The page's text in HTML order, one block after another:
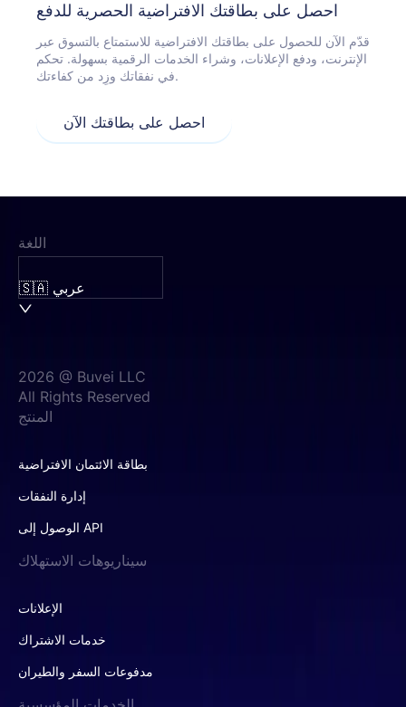
احصل على بطاقتك الافتراضية الحصرية للدفع
قدّم الآن للحصول على بطاقتك الافتراضية للاستمتاع بالتسوق عبر
الإنترنت، ودفع الإعلانات، وشراء الخدمات الرقمية بسهولة. تحكم
في نفقاتك وزِد من كفاءتك.
احصل على بطاقتك الآن
اللغة
🇸🇦 عربي
2026 @ Buvei LLC
All Rights Reserved
المنتج
بطاقة الائتمان الافتراضية
إدارة النفقات
الوصول إلى API
سيناريوهات الاستهلاك
الإعلانات
خدمات الاشتراك
مدفوعات السفر والطيران